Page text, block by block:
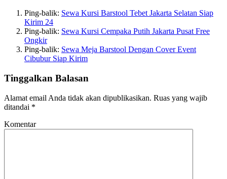
Ping-balik: Sewa Kursi Barstool Tebet Jakarta Selatan Siap
Kirim 24
Ping-balik: Sewa Kursi Cempaka Putih Jakarta Pusat Free
Ongkir
Ping-balik: Sewa Meja Barstool Dengan Cover Event
Cibubur Siap Kirim
Tinggalkan Balasan
Alamat email Anda tidak akan dipublikasikan. Ruas yang wajib
ditandai *
Komentar